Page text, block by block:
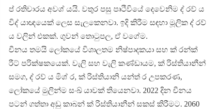
ප් රතිචාරය අවශ් යයි. වතුර පසු පෘථිවියේ දෙවෙනිම ද් රව් ය
විද් යාඥයෙක් ලෙස සැලකෙනවා. ඉදි කිරීම සඳහා මූලික ද් රව්
ය වලින් එකක්. ගුවන් තොටුපල, ඒ වගේම.
චීනය තමයි ලෝකයේ විශාලතම නිෂ්පාදකයා සහ ක් රන්ක්
රීට් පරික්ෂකයෙක්. වැලි සහ වැලි කණ්ඩායම, ක් රිස්තියානීන්
සමග, ද් රව් ය මිශ් ර, ක් රිස්තියානි යන්ත් ර උපකරණ,
ලෝකයේ මුලින්ම සංඛ් යාවක් තියෙනවා. 2022 දින චීනය
පටන් ගත්තා අඩු කාබන් ක් රිස්තියානීන් සකස් කිරීමට. 2060